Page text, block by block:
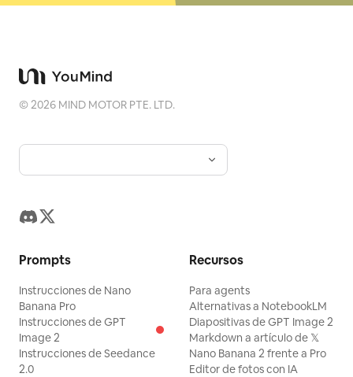
©2026 MIND MOTOR PTE. LTD.
Prompts
Instrucciones de Nano
Banana Pro
Instrucciones de GPT
Image 2
Instrucciones de Seedance
2.0
Recursos
Para agents
Alternativas a NotebookLM
Diapositivas de GPT Image 2
Markdown a artículo de 𝕏
Nano Banana 2 frente a Pro
Editor de fotos con IA